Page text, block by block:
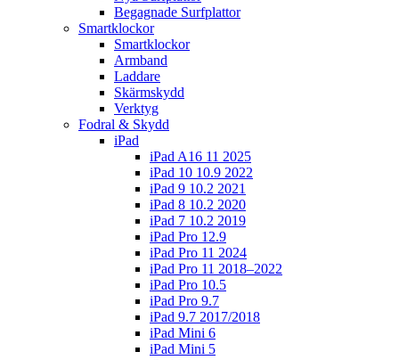
Begagnade Surfplattor
Smartklockor
Smartklockor
Armband
Laddare
Skärmskydd
Verktyg
Fodral & Skydd
iPad
iPad A16 11 2025
iPad 10 10.9 2022
iPad 9 10.2 2021
iPad 8 10.2 2020
iPad 7 10.2 2019
iPad Pro 12.9
iPad Pro 11 2024
iPad Pro 11 2018–2022
iPad Pro 10.5
iPad Pro 9.7
iPad 9.7 2017/2018
iPad Mini 6
iPad Mini 5